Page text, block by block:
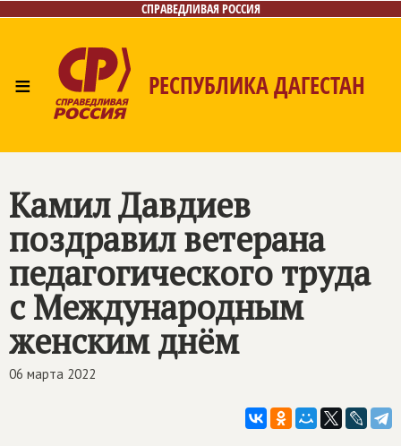
СПРАВЕДЛИВАЯ РОССИЯ
≡ РЕСПУБЛИКА ДАГЕСТАН
Камил Давдиев
поздравил ветерана
педагогического труда
с Международным
женским днём
06 марта 2022